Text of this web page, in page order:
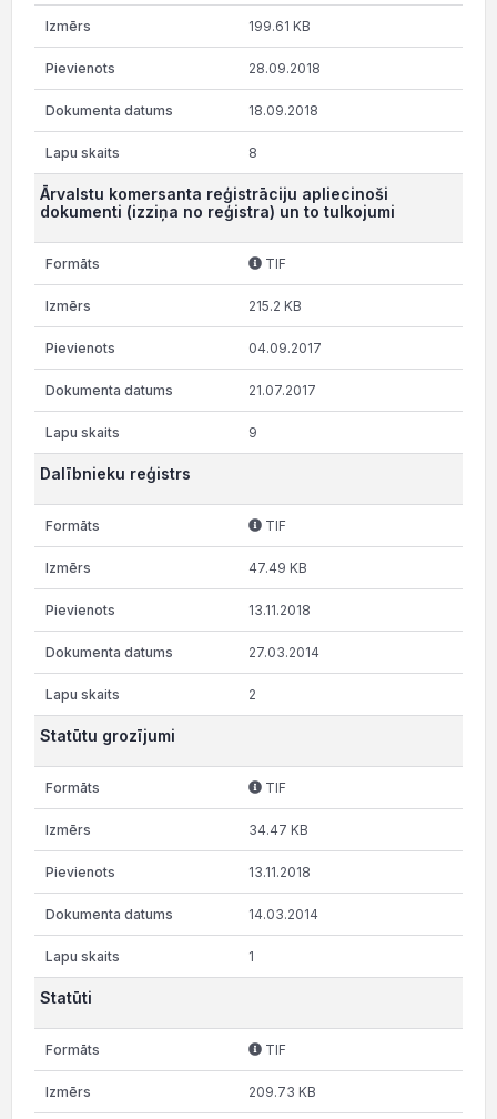
199.61 KB
28.09.2018
18.09.2018
8
Ārvalstu komersanta reģistrāciju apliecinoši
dokumenti (izziņa no reģistra) un to tulkojumi
TIF
215.2 KB
04.09.2017
21.07.2017
9
Dalībnieku reģistrs
TIF
47.49 KB
13.11.2018
27.03.2014
2
Statūtu grozījumi
TIF
34.47 KB
13.11.2018
14.03.2014
1
Statūti
TIF
209.73 KB